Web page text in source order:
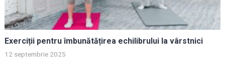
Exerciții pentru îmbunătățirea echilibrului la vârstnici
12 septembrie 2025